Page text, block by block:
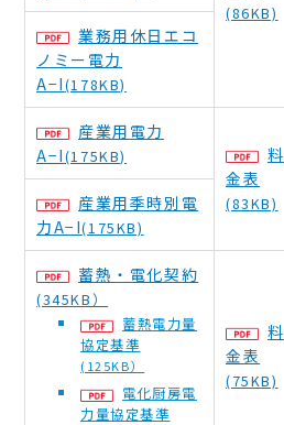
(86KB)
業務用休日エコ
ノミー電力
A−I(178KB)
産業用電力
A−I(175KB)
料
金表
(83KB)
産業用季時別電
力A−I(175KB)
蓄熱・電化契約
(345KB）
蓄熱電力量
協定基準
(125KB）
電化厨房電
力量協定基準
料
金表
(75KB)